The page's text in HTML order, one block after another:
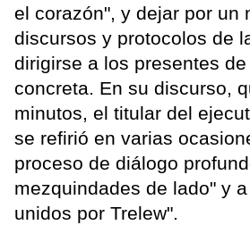
el corazón", y dejar por un
discursos y protocolos de
dirigirse a los presentes
concreta. En su discurso,
minutos, el titular del
se refirió en varias
proceso de diálogo
mezquindades de lado" y
unidos por Trelew".